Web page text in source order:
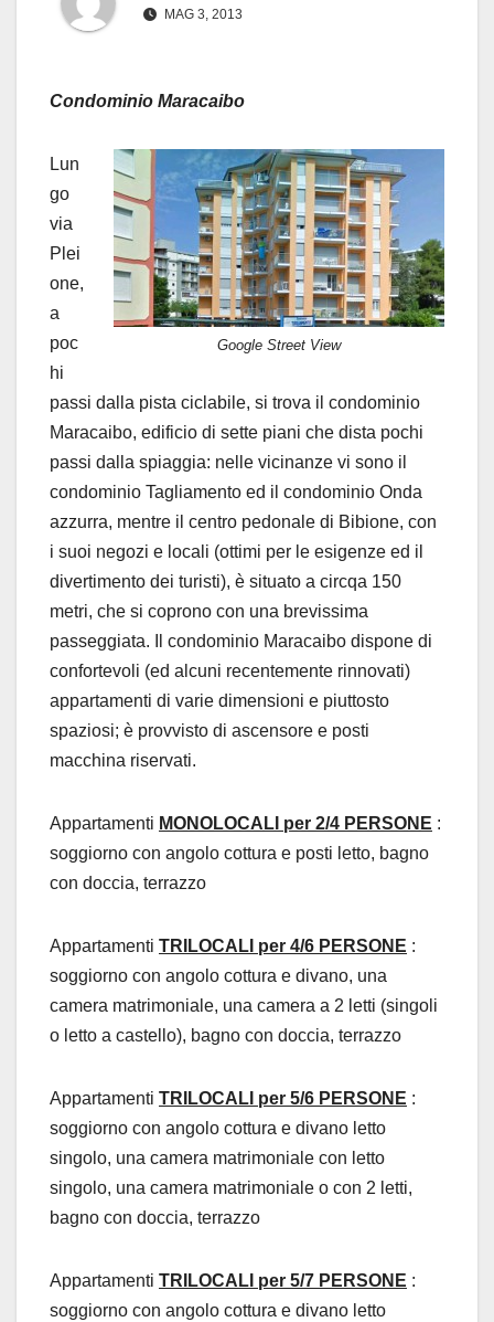
MAG 3, 2013
Condominio Maracaibo
Google Street View
Lun
go
via
Plei
one,
a
poc
hi
passi dalla pista ciclabile, si trova il condominio
Maracaibo, edificio di sette piani che dista pochi
passi dalla spiaggia: nelle vicinanze vi sono il
condominio Tagliamento ed il condominio Onda
azzurra, mentre il centro pedonale di Bibione, con
i suoi negozi e locali (ottimi per le esigenze ed il
divertimento dei turisti), è situato a circqa 150
metri, che si coprono con una brevissima
passeggiata. Il condominio Maracaibo dispone di
confortevoli (ed alcuni recentemente rinnovati)
appartamenti di varie dimensioni e piuttosto
spaziosi; è provvisto di ascensore e posti
macchina riservati.
Appartamenti MONOLOCALI per 2/4 PERSONE :
soggiorno con angolo cottura e posti letto, bagno
con doccia, terrazzo
Appartamenti TRILOCALI per 4/6 PERSONE :
soggiorno con angolo cottura e divano, una
camera matrimoniale, una camera a 2 letti (singoli
o letto a castello), bagno con doccia, terrazzo
Appartamenti TRILOCALI per 5/6 PERSONE :
soggiorno con angolo cottura e divano letto
singolo, una camera matrimoniale con letto
singolo, una camera matrimoniale o con 2 letti,
bagno con doccia, terrazzo
Appartamenti TRILOCALI per 5/7 PERSONE :
soggiorno con angolo cottura e divano letto